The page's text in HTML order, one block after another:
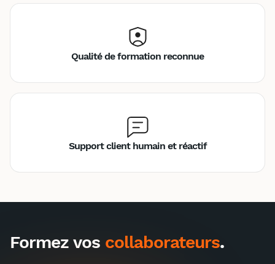
Qualité de formation reconnue
Support client humain et réactif
Gestion administrative du personnel
Formez vos collaborateurs.